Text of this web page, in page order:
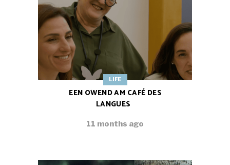
LIFE
EEN OWEND AM CAFÉ DES
LANGUES
11 months ago